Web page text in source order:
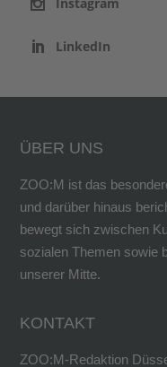
LinkedIn
ÜBER UNS
ZOO:M ist das
und darüber hinaus
bewegt sich zwischen
sozialen Themen sowie
unserer Mitte.
KONTAKT
ZOO:M-Redaktion